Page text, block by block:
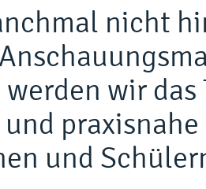
nicht
wir
und